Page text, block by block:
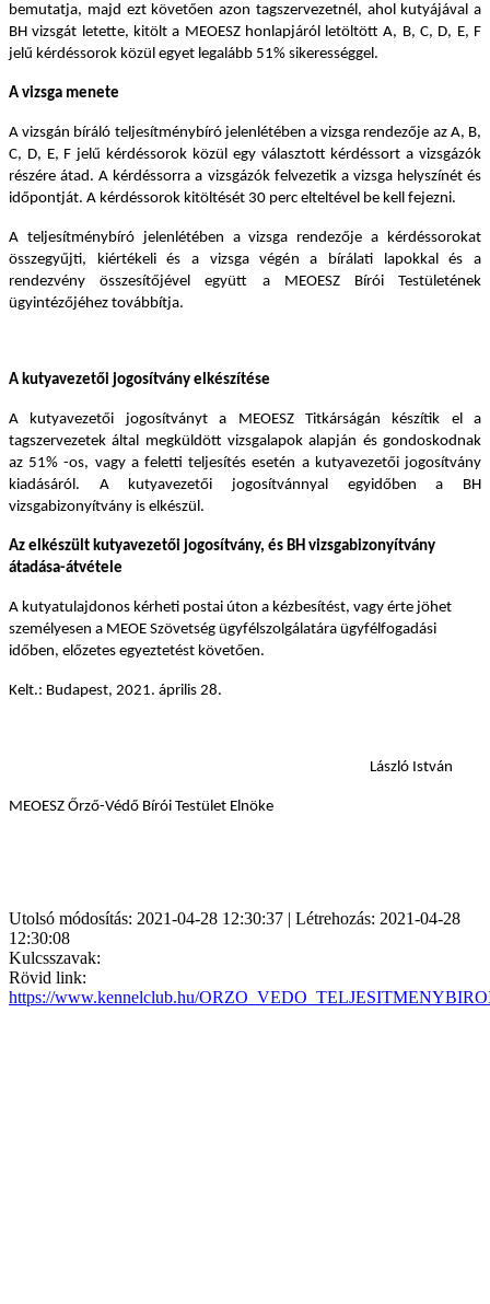
bemutatja, majd ezt követően azon tagszervezetnél, ahol kutyájával a
BH vizsgát letette, kitölt a MEOESZ honlapjáról letöltött A, B, C, D, E, F
jelű kérdéssorok közül egyet legalább 51% sikerességgel.
A vizsga menete
A vizsgán bíráló teljesítménybíró jelenlétében a vizsga rendezője az A, B,
C, D, E, F jelű kérdéssorok közül egy választott kérdéssort a vizsgázók
részére átad. A kérdéssorra a vizsgázók felvezetik a vizsga helyszínét és
időpontját. A kérdéssorok kitöltését 30 perc elteltével be kell fejezni.
A teljesítménybíró jelenlétében a vizsga rendezője a kérdéssorokat
összegyűjti, kiértékeli és a vizsga végén a bírálati lapokkal és a
rendezvény összesítőjével együtt a MEOESZ Bírói Testületének
ügyintézőjéhez továbbítja.
A kutyavezetői jogosítvány elkészítése
A kutyavezetői jogosítványt a MEOESZ Titkárságán készítik el a
tagszervezetek által megküldött vizsgalapok alapján és gondoskodnak
az 51% -os, vagy a feletti teljesítés esetén a kutyavezetői jogosítvány
kiadásáról. A kutyavezetői jogosítvánnyal egyidőben a BH
vizsgabizonyítvány is elkészül.
Az elkészült kutyavezetői jogosítvány, és BH vizsgabizonyítvány
átadása-átvétele
A kutyatulajdonos kérheti postai úton a kézbesítést, vagy érte jöhet
személyesen a MEOE Szövetség ügyfélszolgálatára ügyfélfogadási
időben, előzetes egyeztetést követően.
Kelt.: Budapest, 2021. április 28.
László István
MEOESZ Őrző-Védő Bírói Testület Elnöke
Utolsó módosítás: 2021-04-28 12:30:37 | Létrehozás: 2021-04-28
12:30:08
Kulcsszavak:
Rövid link:
https://www.kennelclub.hu/